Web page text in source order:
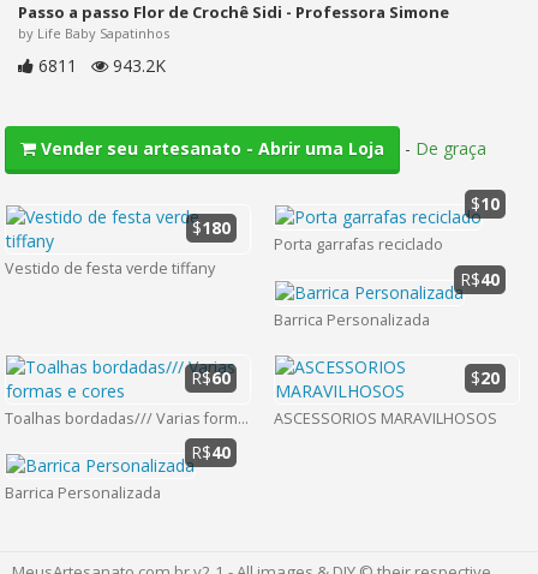
Passo a passo Flor de Crochê Sidi - Professora Simone
by Life Baby Sapatinhos
6811 943.2K
Vender seu artesanato - Abrir uma Loja - De graça
Vestido de festa verde tiffany
$180
Porta garrafas reciclado
$10
Barrica Personalizada
R$40
Toalhas bordadas/// Varias formas e cores
R$60
ASCESSORIOS MARAVILHOSOS
$20
Barrica Personalizada
R$40